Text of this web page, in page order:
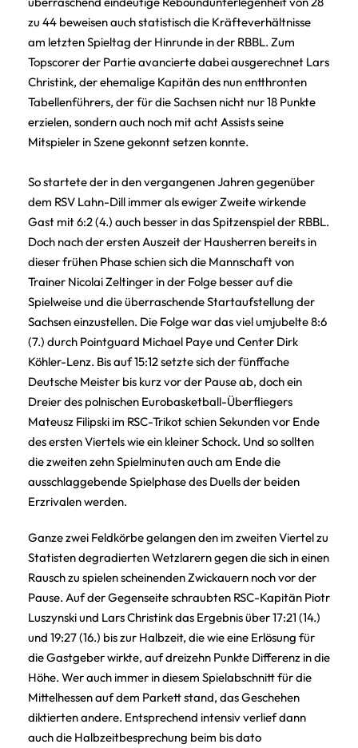
zu 44 beweisen auch statistisch die Kräfteverhältnisse
am letzten Spieltag der Hinrunde in der RBBL. Zum
Topscorer der Partie avancierte dabei ausgerechnet Lars
Christink, der ehemalige Kapitän des nun entthronten
Tabellenführers, der für die Sachsen nicht nur 18 Punkte
erzielen, sondern auch noch mit acht Assists seine
Mitspieler in Szene gekonnt setzen konnte.
So startete der in den vergangenen Jahren gegenüber
dem RSV Lahn-Dill immer als ewiger Zweite wirkende
Gast mit 6:2 (4.) auch besser in das Spitzenspiel der RBBL.
Doch nach der ersten Auszeit der Hausherren bereits in
dieser frühen Phase schien sich die Mannschaft von
Trainer Nicolai Zeltinger in der Folge besser auf die
Spielweise und die überraschende Startaufstellung der
Sachsen einzustellen. Die Folge war das viel umjubelte 8:6
(7.) durch Pointguard Michael Paye und Center Dirk
Köhler-Lenz. Bis auf 15:12 setzte sich der fünffache
Deutsche Meister bis kurz vor der Pause ab, doch ein
Dreier des polnischen Eurobasketball-Überfliegers
Mateusz Filipski im RSC-Trikot schien Sekunden vor Ende
des ersten Viertels wie ein kleiner Schock. Und so sollten
die zweiten zehn Spielminuten auch am Ende die
ausschlaggebende Spielphase des Duells der beiden
Erzrivalen werden.
Ganze zwei Feldkörbe gelangen den im zweiten Viertel zu
Statisten degradierten Wetzlarern gegen die sich in einen
Rausch zu spielen scheinenden Zwickauern noch vor der
Pause. Auf der Gegenseite schraubten RSC-Kapitän Piotr
Luszynski und Lars Christink das Ergebnis über 17:21 (14.)
und 19:27 (16.) bis zur Halbzeit, die wie eine Erlösung für
die Gastgeber wirkte, auf dreizehn Punkte Differenz in die
Höhe. Wer auch immer in diesem Spielabschnitt für die
Mittelhessen auf dem Parkett stand, das Geschehen
diktierten andere. Entsprechend intensiv verlief dann
auch die Halbzeitbesprechung beim bis dato